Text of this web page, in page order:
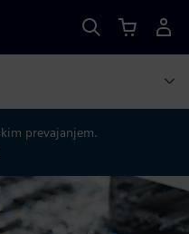
prevajanjem.